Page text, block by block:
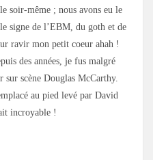
soir-même ; nous avons eu le
signe de l’EBM, du goth et de
ravir mon petit coeur ahah !
des années, je fus malgré
scène Douglas McCarthy.
au pied levé par David
incroyable !